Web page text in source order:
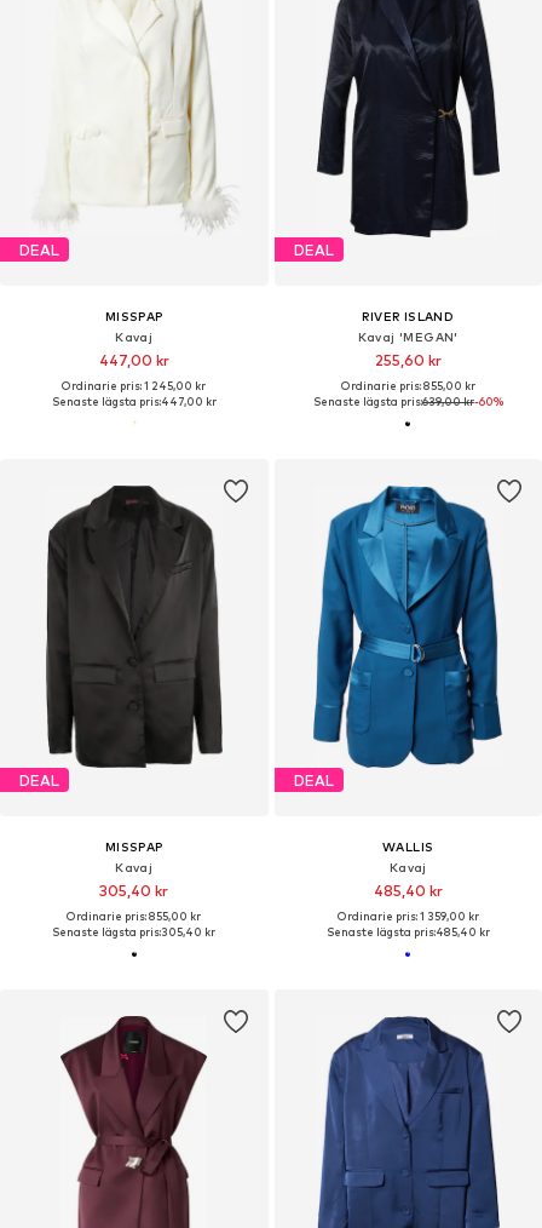
DEAL
MISSPAP
Kavaj
447,00 kr
Ordinarie pris: 1 245,00 kr
Senaste lägsta pris:447,00 kr
DEAL
RIVER ISLAND
Kavaj 'MEGAN'
255,60 kr
Ordinarie pris: 855,00 kr
Senaste lägsta pris:639,00 kr-60%
DEAL
MISSPAP
Kavaj
305,40 kr
Ordinarie pris: 855,00 kr
Senaste lägsta pris:305,40 kr
DEAL
WALLIS
Kavaj
485,40 kr
Ordinarie pris: 1 359,00 kr
Senaste lägsta pris:485,40 kr